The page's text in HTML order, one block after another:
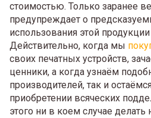
стоимостью. Только заранее
предупреждает о
использования этой
Действительно, когда мы
своих печатных устройств,
ценники, а когда узнаём
производителей, так и
приобретении всяческих
этого ни в коем случае делать